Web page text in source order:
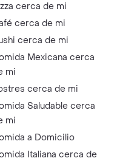
cerca de mi
cerca de mi
cerca de mi
Mexicana cerca
mi
cerca de mi
Saludable cerca
mi
a Domicilio
Italiana cerca de